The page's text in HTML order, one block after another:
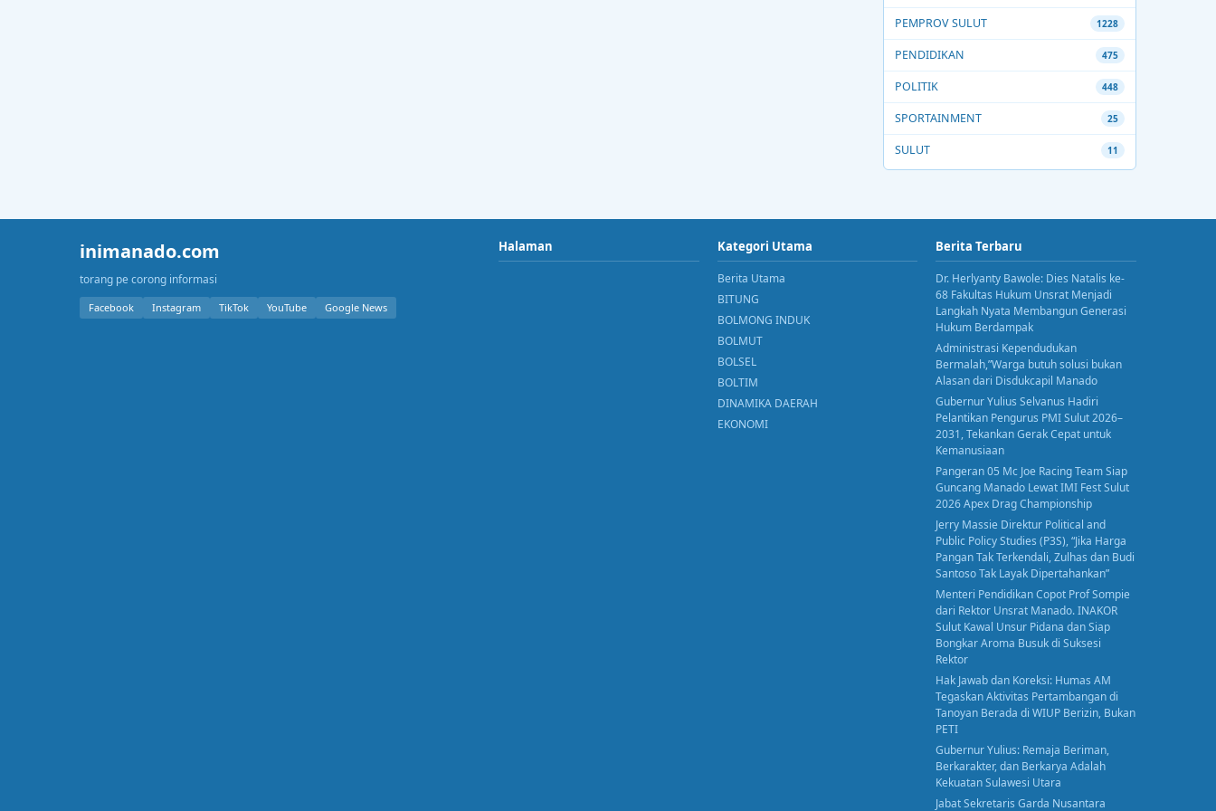
PEMPROV SULUT 1228
PENDIDIKAN 475
POLITIK 448
SPORTAINMENT 25
SULUT 11
inimanado.com
torang pe corong informasi
Facebook Instagram TikTok YouTube Google News
Halaman Kategori Utama
Berita Utama
BITUNG
BOLMONG INDUK
BOLMUT
BOLSEL
BOLTIM
DINAMIKA DAERAH
EKONOMI
Berita Terbaru
Dr. Herlyanty Bawole: Dies Natalis ke-
68 Fakultas Hukum Unsrat Menjadi
Langkah Nyata Membangun Generasi
Hukum Berdampak
Administrasi Kependudukan
Bermalah,”Warga butuh solusi bukan
Alasan dari Disdukcapil Manado
Gubernur Yulius Selvanus Hadiri
Pelantikan Pengurus PMI Sulut 2026–
2031, Tekankan Gerak Cepat untuk
Kemanusiaan
Pangeran 05 Mc Joe Racing Team Siap
Guncang Manado Lewat IMI Fest Sulut
2026 Apex Drag Championship
Jerry Massie Direktur Political and
Public Policy Studies (P3S), “Jika Harga
Pangan Tak Terkendali, Zulhas dan Budi
Santoso Tak Layak Dipertahankan”
Menteri Pendidikan Copot Prof Sompie
dari Rektor Unsrat Manado. INAKOR
Sulut Kawal Unsur Pidana dan Siap
Bongkar Aroma Busuk di Suksesi
Rektor
Hak Jawab dan Koreksi: Humas AM
Tegaskan Aktivitas Pertambangan di
Tanoyan Berada di WIUP Berizin, Bukan
PETI
Gubernur Yulius: Remaja Beriman,
Berkarakter, dan Berkarya Adalah
Kekuatan Sulawesi Utara
Jabat Sekretaris Garda Nusantara